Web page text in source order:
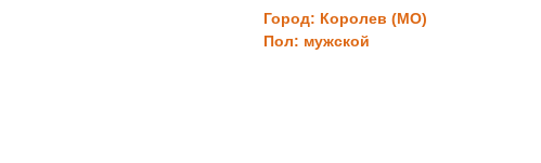
Город: Королев (МО)
Пол: мужской